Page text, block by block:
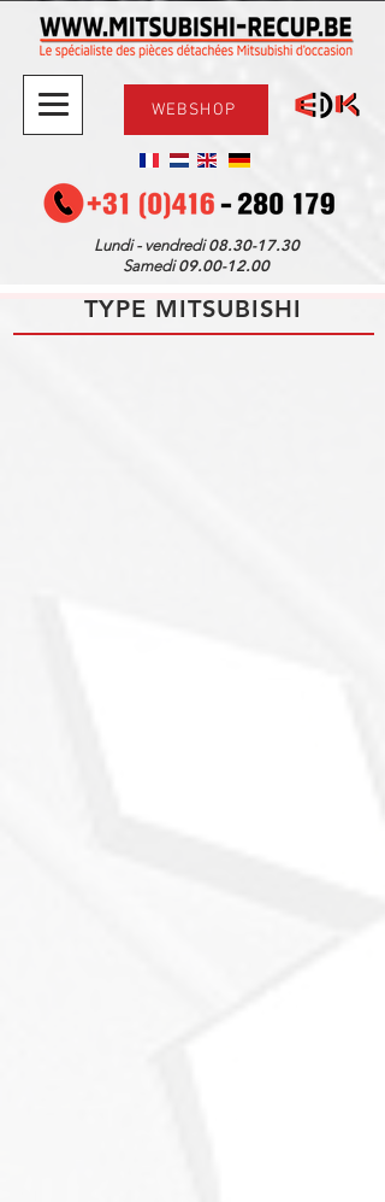
WEBSHOP
Lundi - vendredi08.30-17.30
Samedi09.00-12.00
TYPE MITSUBISHI